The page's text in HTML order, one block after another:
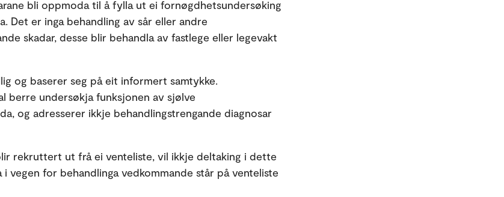
bli oppmoda til å fylla ut ei fornøgdhetsundersøking
Det er inga behandling av sår eller andre
skadar, desse blir behandla av fastlege eller legevakt
og baserer seg på eit informert samtykke.
berre undersøkja funksjonen av sjølve
og adresserer ikkje behandlingstrengande diagnosar
rekruttert ut frå ei venteliste, vil ikkje deltaking i dette
vegen for behandlinga vedkommande står på venteliste